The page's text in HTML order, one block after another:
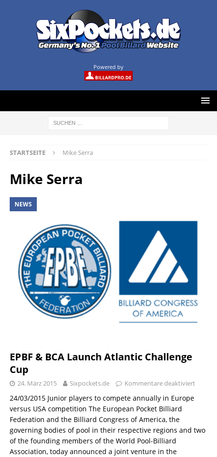
Powered by
STARTSEITE Mike Serra
Mike Serra
NEWS
EPBF & BCA Launch Atlantic Challenge
Cup
24. März 2015 Sixpockets.de Kommentare deaktiviert
24/03/2015 Junior players to compete annually in Europe
versus USA competition The European Pocket Billiard
Federation and the Billiard Congress of America, the
governing bodies of pool in their respective regions and two
of the founding members of the World Pool-Billiard
Association, today announced a joint venture in the